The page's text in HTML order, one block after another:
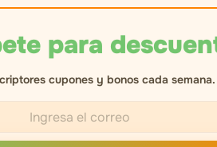
para
cupones y bonos cada semana.